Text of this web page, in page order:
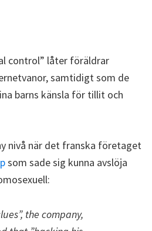
control” låter föräldrar
samtidigt som de
barns känsla för tillit och
nivå när det franska företaget
som sade sig kunna avslöja
the company,